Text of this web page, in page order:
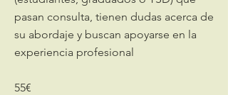
pasan consulta, tienen dudas acerca de
su abordaje y buscan apoyarse en la
experiencia profesional
55€